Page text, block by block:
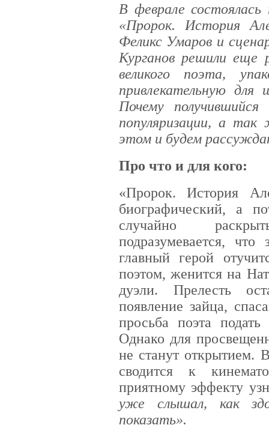
В феврале состоялась
«Пророк. История
Феликс Умаров и
Курганов решили еще
великого поэта,
привлекательную для
Почему
популяризации, а
этом и будем
Про что и для кого:
«Пророк. История
биографический, а
случайно
подразумевается,
главный герой
поэтом, женится на
дуэли. Прелесть
появление зайца,
просьба поэта
Однако для
не станут открытием.
сводится к
приятному эффекту
уже слышал, как
показать».